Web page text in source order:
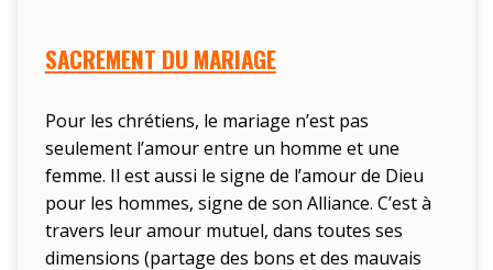
SACREMENT DU MARIAGE
Pour les chrétiens, le mariage n’est pas
seulement l’amour entre un homme et une
femme. Il est aussi le signe de l’amour de Dieu
pour les hommes, signe de son Alliance. C’est à
travers leur amour mutuel, dans toutes ses
dimensions (partage des bons et des mauvais